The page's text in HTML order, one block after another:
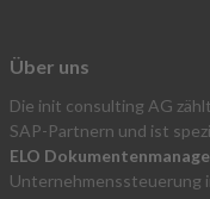
Über uns
Die init consulting AG
SAP-Partnern und ist
ELO
Unternehmenssteuerung